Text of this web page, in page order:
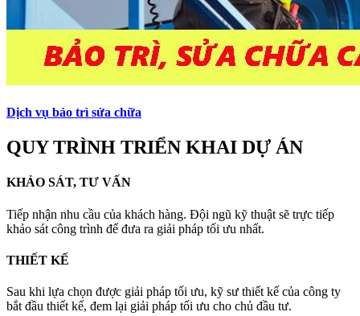
Dịch vụ bảo trì sửa chữa
QUY TRÌNH TRIỂN KHAI DỰ ÁN
KHẢO SÁT, TƯ VẤN
Tiếp nhận nhu cầu của khách hàng. Đội ngũ kỹ thuật sẽ trực tiếp
khảo sát công trình để đưa ra giải pháp tối ưu nhất.
THIẾT KẾ
Sau khi lựa chọn được giải pháp tối ưu, kỹ sư thiết kế của công ty
bắt đầu thiết kế, đem lại giải pháp tối ưu cho chủ đầu tư.